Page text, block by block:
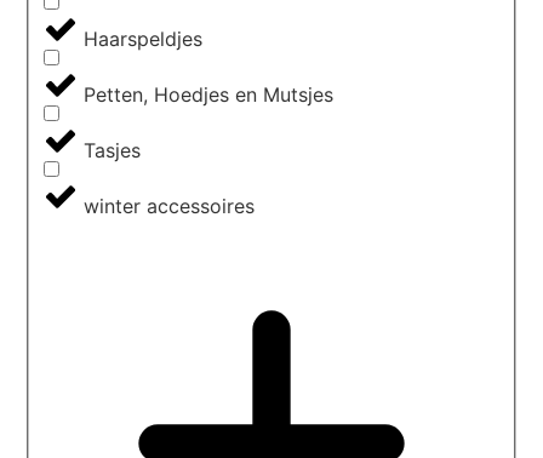
Haarspeldjes
Petten, Hoedjes en Mutsjes
Tasjes
winter accessoires